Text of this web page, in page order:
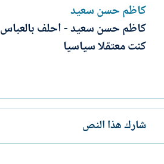
كاظم حسن سعيد
كاظم حسن سعيد - احلف بالعباس
كنت معتقلا سياسيا‏
شارك هذا النص